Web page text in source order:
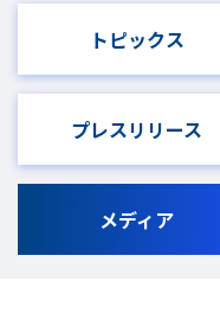
トピックス
プレスリリース
メディア